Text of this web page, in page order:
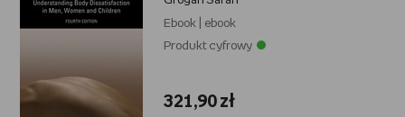
Ebook
ebook
Produkt cyfrowy
321,90 zł